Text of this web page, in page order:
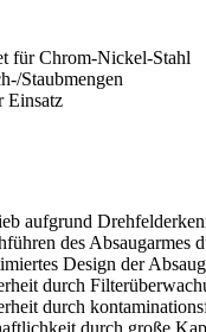
für Chrom-Nickel-Stahl
Staubmengen
Einsatz
aufgrund
des Absaugarmes
Design der
durch
durch
durch große